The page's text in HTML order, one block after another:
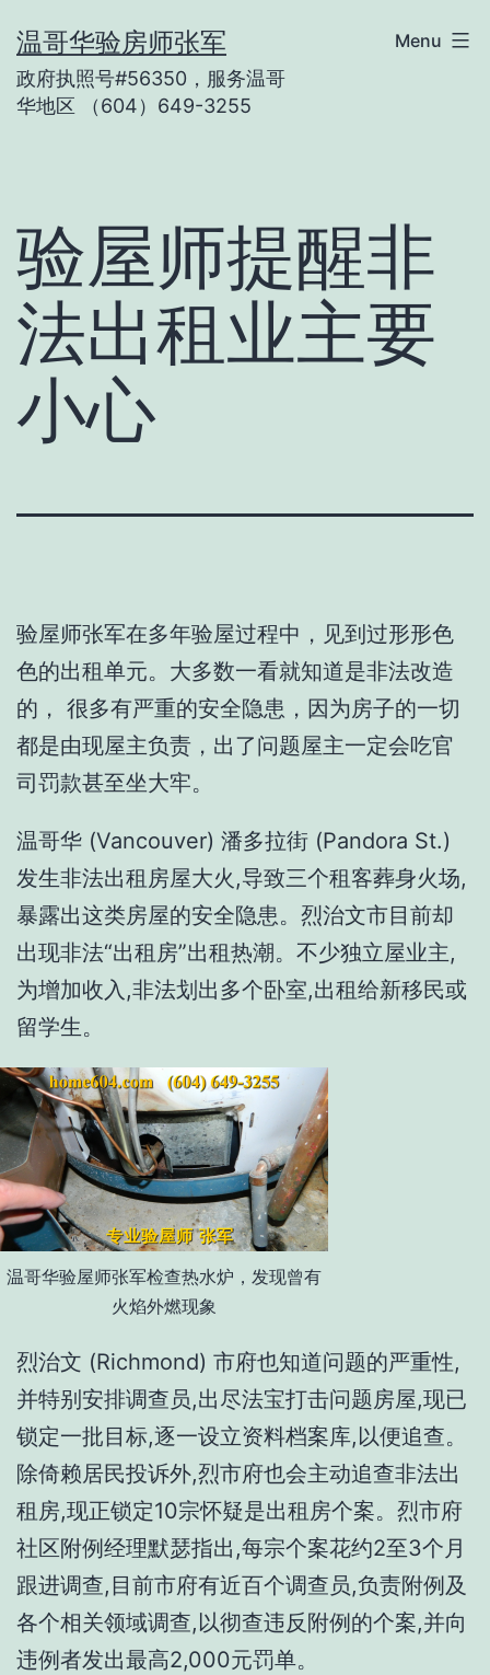
to
content
温哥华验房师张军
政府执照号#56350，服务温哥
华地区 （604）649-3255
Menu
验屋师提醒非
法出租业主要
小心
验屋师张军在多年验屋过程中，见到过形形色
色的出租单元。大多数一看就知道是非法改造
的， 很多有严重的安全隐患，因为房子的一切
都是由现屋主负责，出了问题屋主一定会吃官
司罚款甚至坐大牢。
温哥华 (Vancouver) 潘多拉街 (Pandora St.)
发生非法出租房屋大火,导致三个租客葬身火场,
暴露出这类房屋的安全隐患。烈治文市目前却
出现非法“出租房”出租热潮。不少独立屋业主,
为增加收入,非法划出多个卧室,出租给新移民或
留学生。
温哥华验屋师张军检查热水炉，发现曾有
火焰外燃现象
烈治文 (Richmond) 市府也知道问题的严重性,
并特别安排调查员,出尽法宝打击问题房屋,现已
锁定一批目标,逐一设立资料档案库,以便追查。
除倚赖居民投诉外,烈市府也会主动追查非法出
租房,现正锁定10宗怀疑是出租房个案。烈市府
社区附例经理默瑟指出,每宗个案花约2至3个月
跟进调查,目前市府有近百个调查员,负责附例及
各个相关领域调查,以彻查违反附例的个案,并向
违例者发出最高2,000元罚单。